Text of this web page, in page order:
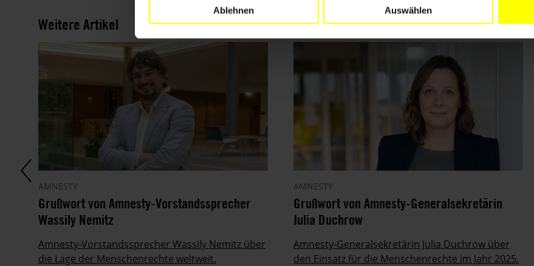
Ablehnen Auswählen
Weitere Artikel
AMNESTY
Grußwort von Amnesty-Vorstandssprecher
Wassily Nemitz
Amnesty-Vorstandssprecher Wassily Nemitz über
die Lage der Menschenrechte weltweit.
AMNESTY
Grußwort von Amnesty-Generalsekretärin
Julia Duchrow
Amnesty-Generalsekretärin Julia Duchrow über
den Einsatz für die Menschenrechte im Jahr 2025.